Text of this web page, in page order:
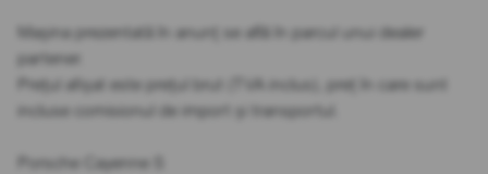
Mașina prezentată în anunț se află în parcul unui dealer
partener.
Prețul afișat este prețul brut (TVA inclus), preț în care sunt
incluse comisionul de import și transportul.
Porsche Cayenne S